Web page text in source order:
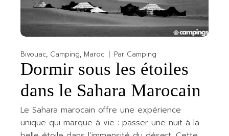
Bivouac Camping Maroc Par Camping
Dormir sous les étoiles
dans le Sahara Marocain
Le Sahara marocain offre une expérience
unique qui marque à vie : passer une nuit à la